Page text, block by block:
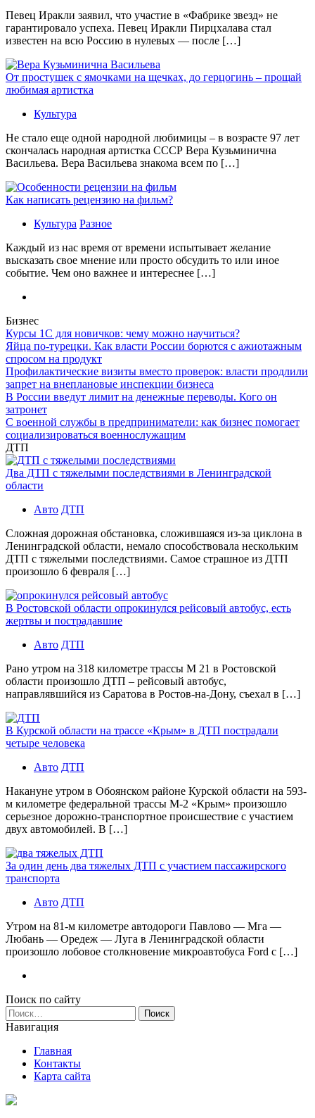
Певец Иракли заявил, что участие в «Фабрике звезд» не
гарантировало успеха. Певец Иракли Пирцхалава стал
известен на всю Россию в нулевых — после […]
От простушек с ямочками на щечках, до герцогинь – прощай
любимая артистка
Культура
Не стало еще одной народной любимицы – в возрасте 97 лет
скончалась народная артистка СССР Вера Кузьминична
Васильева. Вера Васильева знакома всем по […]
Как написать рецензию на фильм?
Культура Разное
Каждый из нас время от времени испытывает желание
высказать свое мнение или просто обсудить то или иное
событие. Чем оно важнее и интереснее […]
Бизнес
Курсы 1С для новичков: чему можно научиться?
Яйца по-турецки. Как власти России борются с ажиотажным
спросом на продукт
Профилактические визиты вместо проверок: власти продлили
запрет на внеплановые инспекции бизнеса
В России введут лимит на денежные переводы. Кого он
затронет
С военной службы в предприниматели: как бизнес помогает
социализироваться военнослужащим
ДТП
Два ДТП с тяжелыми последствиями в Ленинградской
области
Авто ДТП
Сложная дорожная обстановка, сложившаяся из-за циклона в
Ленинградской области, немало способствовала нескольким
ДТП с тяжелыми последствиями. Самое страшное из ДТП
произошло 6 февраля […]
В Ростовской области опрокинулся рейсовый автобус, есть
жертвы и пострадавшие
Авто ДТП
Рано утром на 318 километре трассы М 21 в Ростовской
области произошло ДТП – рейсовый автобус,
направлявшийся из Саратова в Ростов-на-Дону, съехал в […]
В Курской области на трассе «Крым» в ДТП пострадали
четыре человека
Авто ДТП
Накануне утром в Обоянском районе Курской области на 593-
м километре федеральной трассы М-2 «Крым» произошло
серьезное дорожно-транспортное происшествие с участием
двух автомобилей. В […]
За один день два тяжелых ДТП с участием пассажирского
транспорта
Авто ДТП
Утром на 81-м километре автодороги Павлово — Мга —
Любань — Оредеж — Луга в Ленинградской области
произошло лобовое столкновение микроавтобуса Ford с […]
Поиск по сайту
Найти:
Навигация
Главная
Контакты
Карта сайта